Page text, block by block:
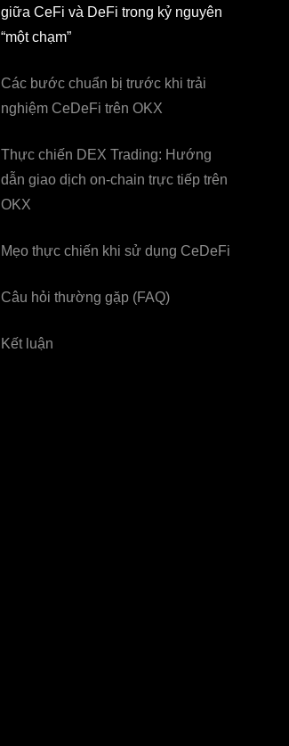
giữa CeFi và DeFi trong kỷ nguyên
“một chạm”
Các bước chuẩn bị trước khi trải
nghiệm CeDeFi trên OKX
Thực chiến DEX Trading: Hướng
dẫn giao dịch on-chain trực tiếp trên
OKX
Mẹo thực chiến khi sử dụng CeDeFi
Câu hỏi thường gặp (FAQ)
Kết luận